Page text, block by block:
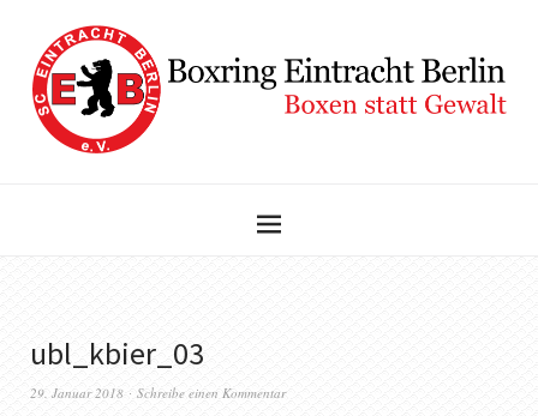
ubl_kbier_03
29. Januar 2018 Schreibe einen Kommentar